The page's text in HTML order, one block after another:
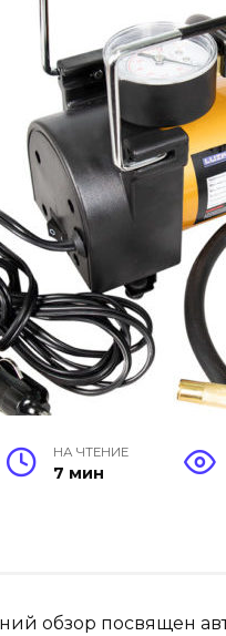
НА ЧТЕНИЕ
7 мин
обзор посвящен